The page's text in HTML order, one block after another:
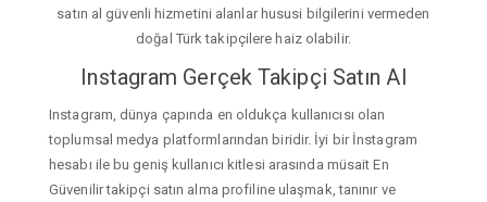
satın al güvenli hizmetini alanlar hususi bilgilerini vermeden
doğal Türk takipçilere haiz olabilir.
Instagram Gerçek Takipçi Satın Al
Instagram, dünya çapında en oldukça kullanıcısı olan
toplumsal medya platformlarından biridir. İyi bir İnstagram
hesabı ile bu geniş kullanıcı kitlesi arasında müsait En
Güvenilir takipçi satın alma profiline ulaşmak, tanınır ve